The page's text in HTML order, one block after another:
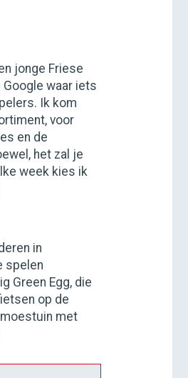
jonge Friese
waar iets
Ik kom
voor
en de
het zal je
week kies ik
in
spelen
Green Egg, die
op de
met